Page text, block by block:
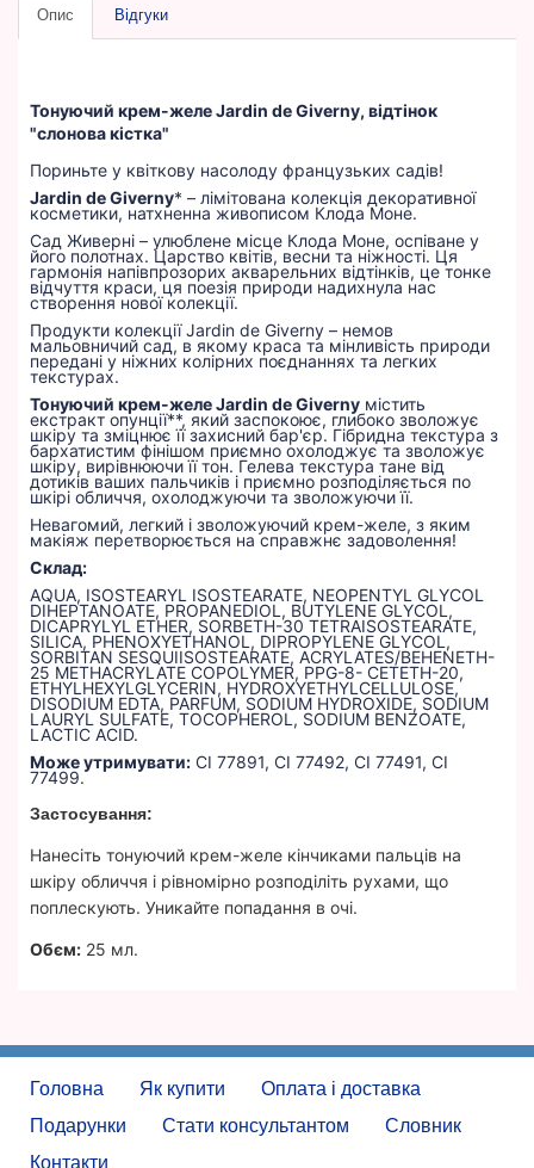
Опис Відгуки
Тонуючий крем-желе Jardin de Giverny, відтінок
"слонова кістка"
Пориньте у квіткову насолоду французьких садів!
Jardin de Giverny* – лімітована колекція декоративної
косметики, натхненна живописом Клода Моне.
Сад Живерні – улюблене місце Клода Моне, оспіване у
його полотнах. Царство квітів, весни та ніжності. Ця
гармонія напівпрозорих акварельних відтінків, це тонке
відчуття краси, ця поезія природи надихнула нас
створення нової колекції.
Продукти колекції Jardin de Giverny – немов
мальовничий сад, в якому краса та мінливість природи
передані у ніжних колірних поєднаннях та легких
текстурах.
Тонуючий крем-желе Jardin de Giverny містить
екстракт опунції**, який заспокоює, глибоко зволожує
шкіру та зміцнює її захисний бар'єр. Гібридна текстура з
бархатистим фінішом приємно охолоджує та зволожує
шкіру, вирівнюючи її тон. Гелева текстура тане від
дотиків ваших пальчиків і приємно розподіляється по
шкірі обличчя, охолоджуючи та зволожуючи її.
Невагомий, легкий і зволожуючий крем-желе, з яким
макіяж перетворюється на справжнє задоволення!
Склад:
AQUA, ISOSTEARYL ISOSTEARATE, NEOPENTYL GLYCOL
DIHEPTANOATE, PROPANEDIOL, BUTYLENE GLYCOL,
DICAPRYLYL ETHER, SORBETH-30 TETRAISOSTEARATE,
SILICA, PHENOXYETHANOL, DIPROPYLENE GLYCOL,
SORBITAN SESQUIISOSTEARATE, ACRYLATES/BEHENETH-
25 METHACRYLATE COPOLYMER, PPG-8- CETETH-20,
ETHYLHEXYLGLYCERIN, HYDROXYETHYLCELLULOSE,
DISODIUM EDTA, PARFUM, SODIUM HYDROXIDE, SODIUM
LAURYL SULFATE, TOCOPHEROL, SODIUM BENZOATE,
LACTIC ACID.
Може утримувати: CI 77891, CI 77492, CI 77491, CI
77499.
Застосування:
Нанесіть тонуючий крем-желе кінчиками пальців на
шкіру обличчя і рівномірно розподіліть рухами, що
поплескують. Уникайте попадання в очі.
Обєм: 25 мл.
Головна Як купити
Оплата і доставка
Подарунки
Стати консультантом
Словник
Контакти